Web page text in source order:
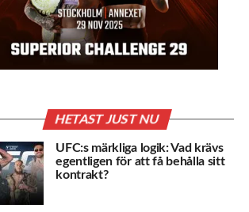
HETAST JUST NU
UFC:s märkliga logik: Vad krävs
egentligen för att få behålla sitt
kontrakt?